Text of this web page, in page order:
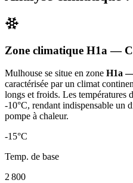
Zone climatique H1a —
Mulhouse se situe en zone H1a
caractérisée par un climat
longs et froids. Les températures
-10°C, rendant indispensable un
pompe à chaleur.
-15°C
Temp. de base
2 800